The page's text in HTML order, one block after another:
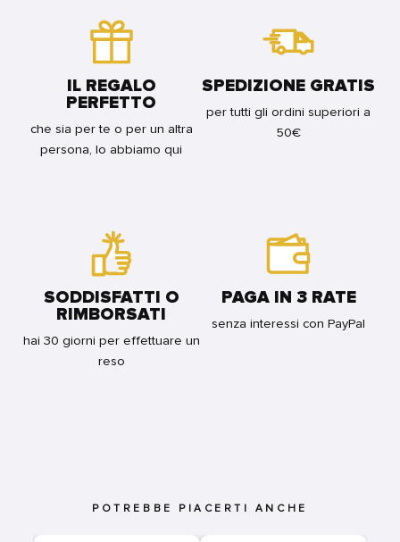
BUNDLE
IL REGALO
PERFETTO
che sia per te o per un altra
persona, lo abbiamo qui
SPEDIZIONE GRATIS
per tutti gli ordini superiori a
50€
SODDISFATTI O
RIMBORSATI
hai 30 giorni per effettuare un
reso
PAGA IN 3 RATE
senza interessi con PayPal
POTREBBE PIACERTI ANCHE